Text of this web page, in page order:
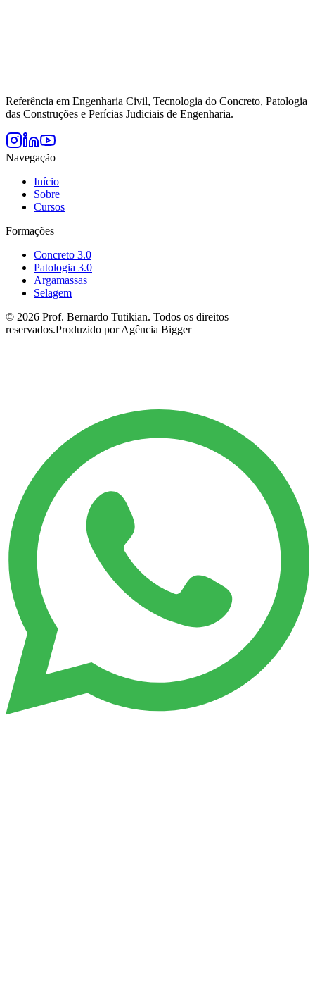
Referência em Engenharia Civil, Tecnologia do Concreto, Patologia
das Construções e Perícias Judiciais de Engenharia.
Navegação
Início
Sobre
Cursos
Formações
Concreto 3.0
Patologia 3.0
Argamassas
Selagem
© 2026 Prof. Bernardo Tutikian. Todos os direitos
reservados.Produzido por Agência Bigger